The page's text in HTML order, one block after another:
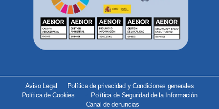
Aviso Legal
Política de privacidad y Condiciones generales
Política de Cookies
Política de Seguridad de la Información
Canal de denuncias